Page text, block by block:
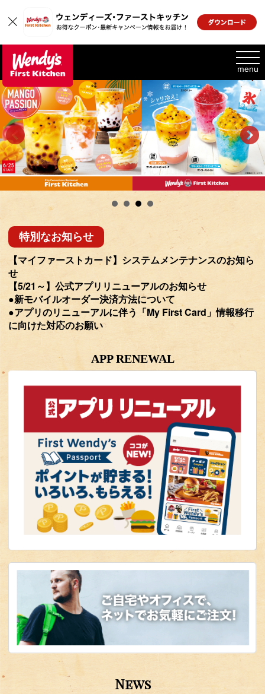
menu
特別なお知らせ
【マイファーストカード】システムメンテナンスのお知ら
せ
【5/21～】公式アプリリニューアルのお知らせ
●新モバイルオーダー決済方法について
●アプリのリニューアルに伴う「My First Card」情報移行
に向けた対応のお願い
APP RENEWAL
News